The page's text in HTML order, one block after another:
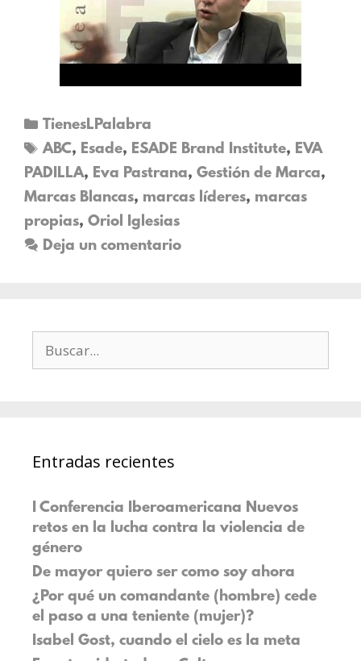
TienesLPalabra
ABC, Esade, ESADE Brand Institute, EVA
PADILLA, Eva Pastrana, Gestión de Marca,
Marcas Blancas, marcas líderes, marcas
propias, Oriol Iglesias
Deja un comentario
Entradas recientes
I Conferencia Iberoamericana Nuevos
retos en la lucha contra la violencia de
género
De mayor quiero ser como soy ahora
¿Por qué un comandante (hombre) cede
el paso a una teniente (mujer)?
Isabel Gost, cuando el cielo es la meta